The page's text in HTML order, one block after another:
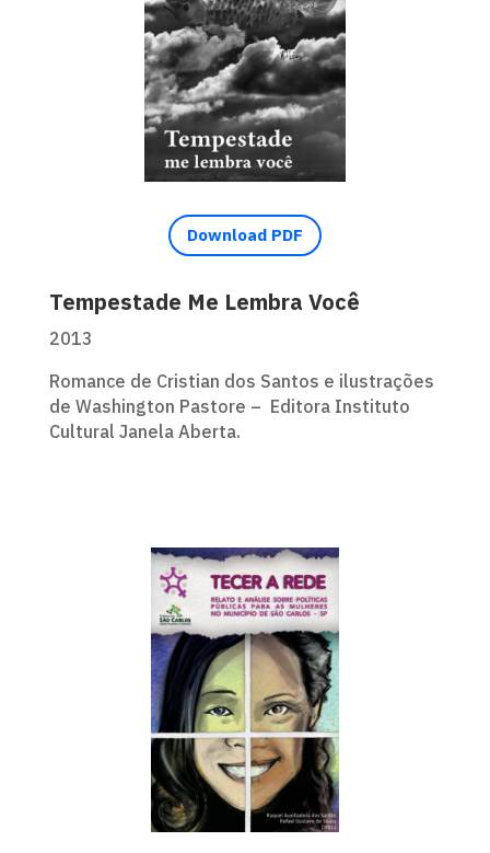
Download PDF
Tempestade Me Lembra Você
2013
Romance de Cristian dos Santos e ilustrações
de Washington Pastore – Editora Instituto
Cultural Janela Aberta.